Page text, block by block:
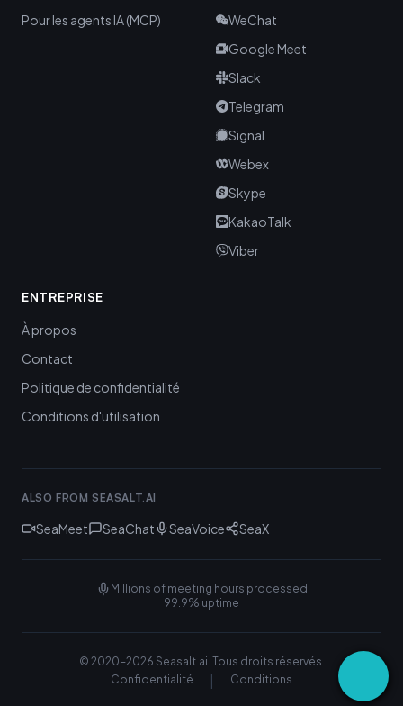
Pour les agents IA (MCP)
WeChat
Google Meet
Slack
Telegram
Signal
Webex
Skype
KakaoTalk
Viber
ENTREPRISE
À propos
Contact
Politique de confidentialité
Conditions d'utilisation
ALSO FROM SEASALT.AI
SeaMeet SeaChat SeaVoice SeaX
Millions of meeting hours processed
99.9% uptime
© 2020-2026 Seasalt.ai. Tous droits réservés.
Confidentialité
| Conditions